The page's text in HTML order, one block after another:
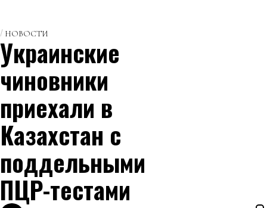
НОВОСТИ
Украинские
чиновники
приехали в
Казахстан с
поддельными
ПЦР-тестами